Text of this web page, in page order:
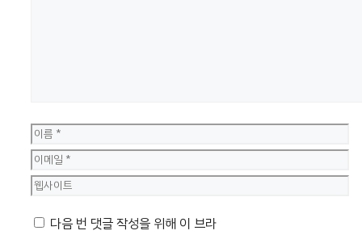
이
름
이
메
웹
다음 번 댓글 작성을 위해 이 브라